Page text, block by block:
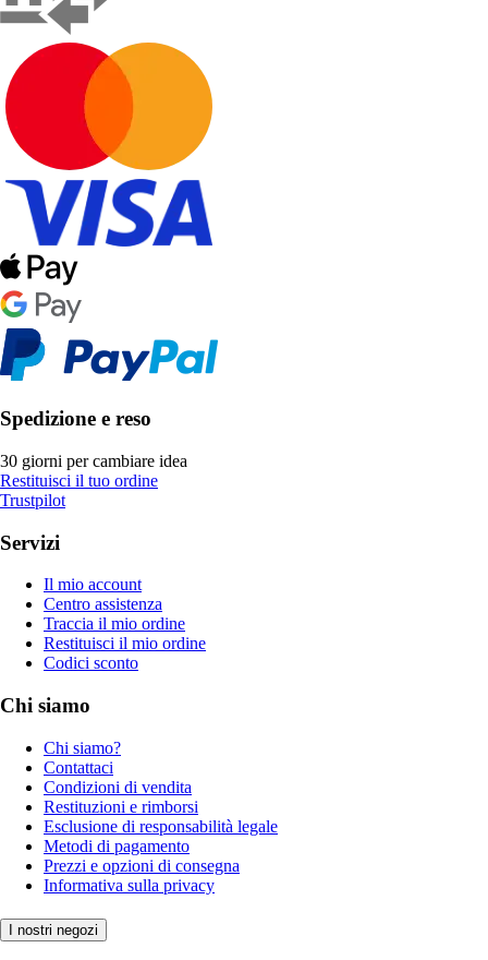
Spedizione e reso
30 giorni per cambiare idea
Restituisci il tuo ordine
Trustpilot
Servizi
Il mio account
Centro assistenza
Traccia il mio ordine
Restituisci il mio ordine
Codici sconto
Chi siamo
Chi siamo?
Contattaci
Condizioni di vendita
Restituzioni e rimborsi
Esclusione di responsabilità legale
Metodi di pagamento
Prezzi e opzioni di consegna
Informativa sulla privacy
I nostri negozi